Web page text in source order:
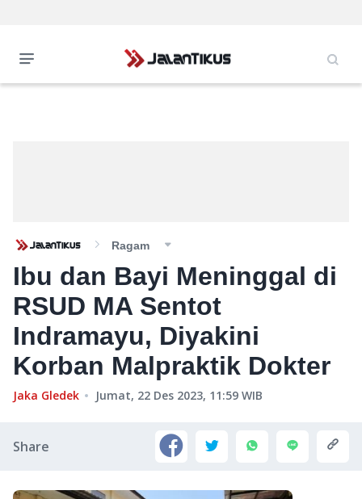
Ragam
Ibu dan Bayi Meninggal di
RSUD MA Sentot
Indramayu, Diyakini
Korban Malpraktik Dokter
Jaka Gledek Jumat, 22 Des 2023, 11:59 WIB
Share